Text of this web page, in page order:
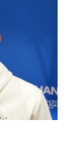
dopaje.